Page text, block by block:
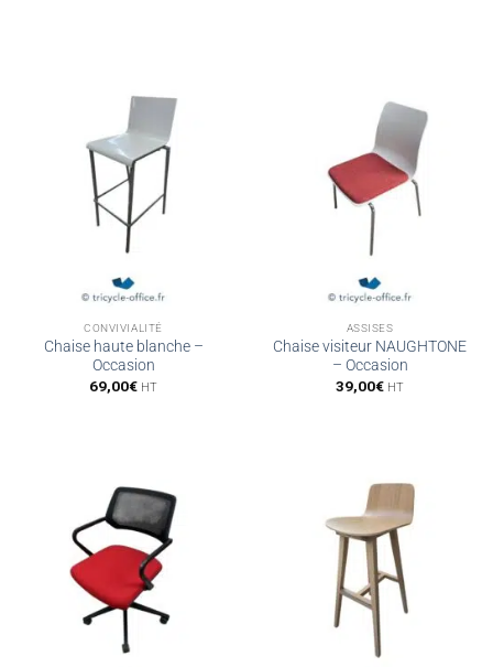
CONVIVIALITÉ
Chaise haute blanche –
Occasion
69,00€ HT
ASSISES
Chaise visiteur NAUGHTONE
– Occasion
39,00€ HT